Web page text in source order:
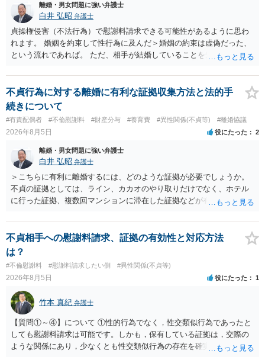
離婚・男女問題に強い弁護士
白井 弘昭 弁護士
貞操権侵害（不法行為）で慰謝料請求できる可能性があるように思わ
れます。 婚姻を約束して性行為に及んだ＞婚姻の約束は虚偽だった、
という流れであれば。 ただ、相手が結婚していることを知って行為に
性も認められそうですので、あまり慰謝料は高額にならないように思
われます。 一度、最寄りの弁護士に相談してみてください。
不貞行為に対する離婚に有利な証拠収集方法と法的手
続きについて
#有責配偶者 #不倫慰謝料 #財産分与 #養育費 #異性関係(不貞等) #離婚協議
2026年8月5日 役にたった 2
離婚・男女問題に強い弁護士
白井 弘昭 弁護士
＞こちらに有利に離婚するには、どのような証拠が必要でしょうか。
不貞の証拠としては、ライン、カカオのやり取りだけでなく、ホテル
に行った証拠、複数回マンションに滞在した証拠などが有効です。 不
婚する、慰謝料をとるなど）ことができると思われます。 ただし、不
貞発覚後、長期間同居を続けると、不貞を許したとの評価につながる
場合がありますので、ご注意ください。 以上、ご参考まで。
不貞相手への慰謝料請求、証拠の有効性と対応方法
は？
#不倫慰謝料 #慰謝料請求したい側 #異性関係(不貞等)
2026年8月5日 役にたった 1
竹本 真紀 弁護士
【質問①～④】について ①性的行為でなく，性交類似行為であったと
しても慰謝料請求は可能です。しかも，保有している証拠は，交際の
ような関係にあり，少なくとも性交類似行為の存在を確実に証明でき